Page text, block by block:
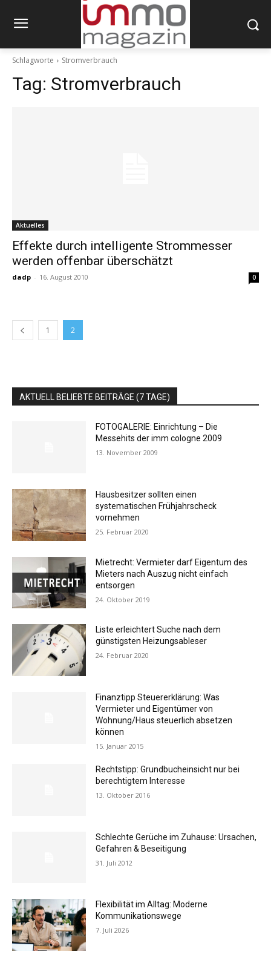
Schlagworte Stromverbrauch
Tag: Stromverbrauch
Aktuelles
Effekte durch intelligente Strommesser
werden offenbar überschätzt
dadp - 16. August 2010 0
1 2
AKTUELL BELIEBTE BEITRÄGE (7 TAGE)
FOTOGALERIE: Einrichtung – Die
Messehits der imm cologne 2009
13. November 2009
Hausbesitzer sollten einen
systematischen Frühjahrscheck
vornehmen
25. Februar 2020
Mietrecht: Vermieter darf Eigentum des
Mieters nach Auszug nicht einfach
entsorgen
24. Oktober 2019
Liste erleichtert Suche nach dem
günstigsten Heizungsableser
24. Februar 2020
Finanztipp Steuererklärung: Was
Vermieter und Eigentümer von
Wohnung/Haus steuerlich absetzen
können
15. Januar 2015
Rechtstipp: Grundbucheinsicht nur bei
berechtigtem Interesse
13. Oktober 2016
Schlechte Gerüche im Zuhause: Ursachen,
Gefahren & Beseitigung
31. Juli 2012
Flexibilität im Alltag: Moderne
Kommunikationswege
7. Juli 2026